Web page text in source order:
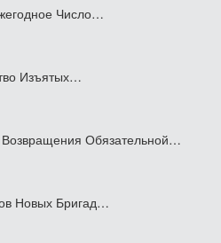
Число…
Изъятых…
Обязательной…
Новых Бригад…